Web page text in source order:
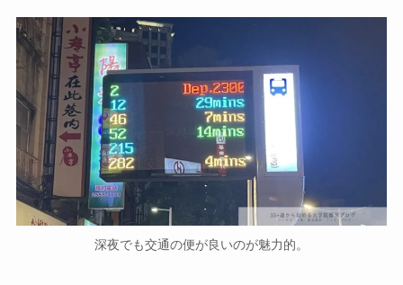
深夜でも交通の便が良いのが魅力的。